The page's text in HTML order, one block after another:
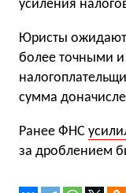
усиления
Юристы ожидают,
более точными
сумма
Ранее ФНС
за дроблением